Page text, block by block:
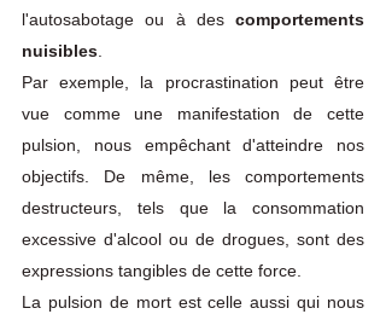
l'autosabotage ou à des comportements
nuisibles
Par exemple, la procrastination peut être
vue comme une manifestation de cette
pulsion, nous empêchant d'atteindre nos
objectifs. De même, les comportements
destructeurs, tels que la consommation
excessive d'alcool ou de drogues, sont des
expressions tangibles de cette force.
La pulsion de mort est celle aussi qui nous